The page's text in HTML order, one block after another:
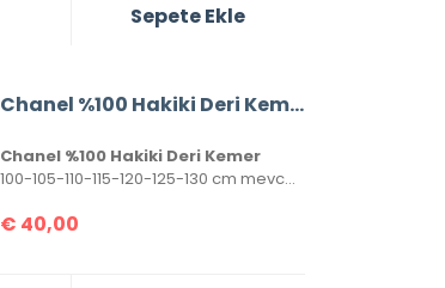
Sepete Ekle
Chanel %100 Hakiki Deri Kemer
Chanel %100 Hakiki Deri Kemer
100-105-110-115-120-125-130 cm mevcuttur. Seri numaralı, kutulu ve sertifikalı olarak gönderilecektir.
€ 40,00